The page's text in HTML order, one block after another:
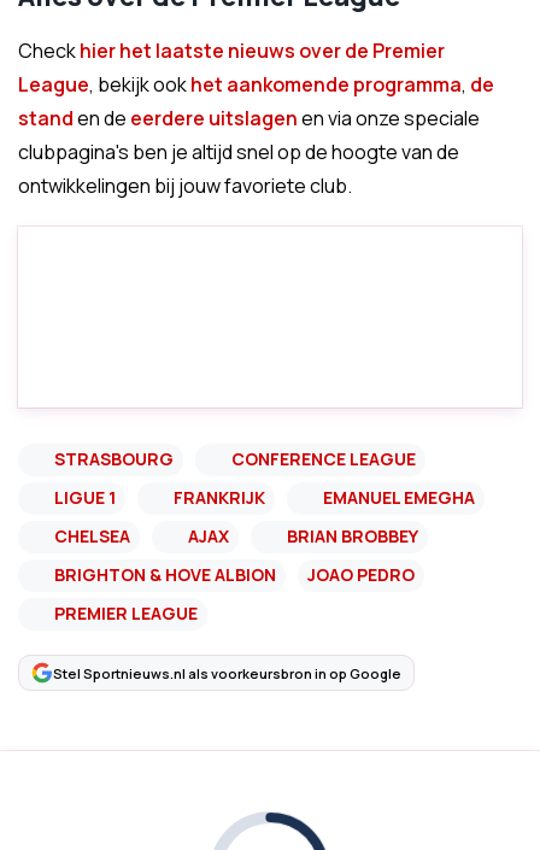
Checkhier het laatste nieuws over de Premier
League, bekijk ookhet aankomende programma, de
standen de eerdere uitslagenen via onze speciale
clubpagina's ben je altijd snel op de hoogte van de
ontwikkelingen bij jouw favoriete club.
STRASBOURG
CONFERENCE LEAGUE
LIGUE 1
FRANKRIJK
EMANUEL EMEGHA
CHELSEA
AJAX
BRIAN BROBBEY
BRIGHTON & HOVE ALBION
JOAO PEDRO
PREMIER LEAGUE
Stel Sportnieuws.nl als voorkeursbron in op Google